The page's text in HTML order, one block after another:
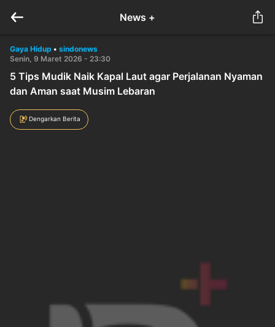
News +
Gaya Hidup • sindonews
Senin, 9 Maret 2026 - 23:30
5 Tips Mudik Naik Kapal Laut agar Perjalanan Nyaman
dan Aman saat Musim Lebaran
Dengarkan Berita